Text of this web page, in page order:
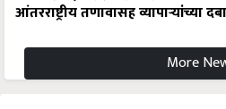
आंतरराष्ट्रीय तणावासह व्यापाऱ्यांच्या
More